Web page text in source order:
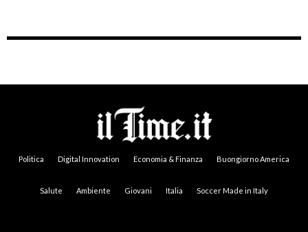
Politica Digital Innovation Economia & Finanza Buongiorno America
Salute Ambiente Giovani Italia Soccer Made in Italy